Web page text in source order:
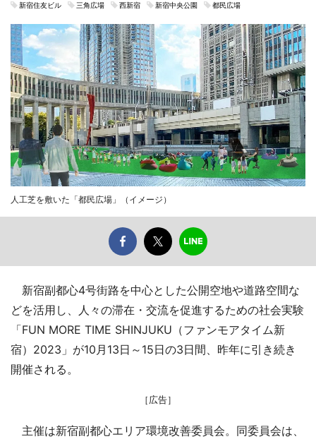
新宿住友ビル 三角広場 西新宿 新宿中央公園 都民広場
人工芝を敷いた「都民広場」（イメージ）
新宿副都心4号街路を中心とした公開空地や道路空間な
どを活用し、人々の滞在・交流を促進するための社会実験
「FUN MORE TIME SHINJUKU（ファンモアタイム新
宿）2023」が10月13日～15日の3日間、昨年に引き続き
開催される。
［広告］
主催は新宿副都心エリア環境改善委員会。同委員会は、